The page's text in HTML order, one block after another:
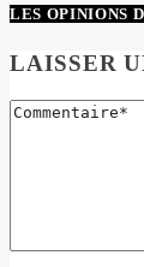
LES OPINIONS
LAISSER